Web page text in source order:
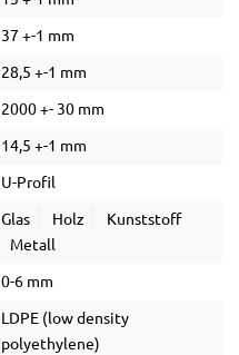
37 +-1 mm
28,5 +-1 mm
2000 +- 30 mm
14,5 +-1 mm
U-Profil
Glas Holz
Kunststoff
Metall
0-6 mm
LDPE (low density
polyethylene)